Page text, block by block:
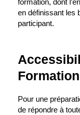
formation, dont
en définissant les
participant.
Pour une
de répondre à